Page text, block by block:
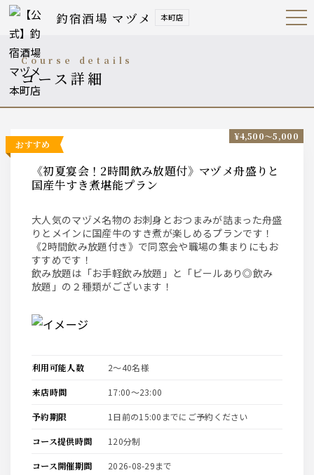
釣宿酒場 マヅメ 本町店 Open
Navig
course details
コース詳細
おすすめ
《初夏宴会！2時間飲み放題付》マヅメ舟盛りと
国産牛すき煮堪能プラン
大人気のマヅメ名物のお刺身とおつまみが詰まった舟盛
りとメインに国産牛のすき煮が楽しめるプランです！
《2時間飲み放題付き》で同窓会や職場の集まりにもお
すすめです！
飲み放題は「お手軽飲み放題」と「ビールあり◎飲み
放題」の２種類がございます！
¥4,500〜5,000
利用可能人数 2〜40名様
来店時間 17:00〜23:00
予約期限 1日前の15:00までにご予約ください
コース提供時間 120分制
コース開催期間 2026-08-29まで